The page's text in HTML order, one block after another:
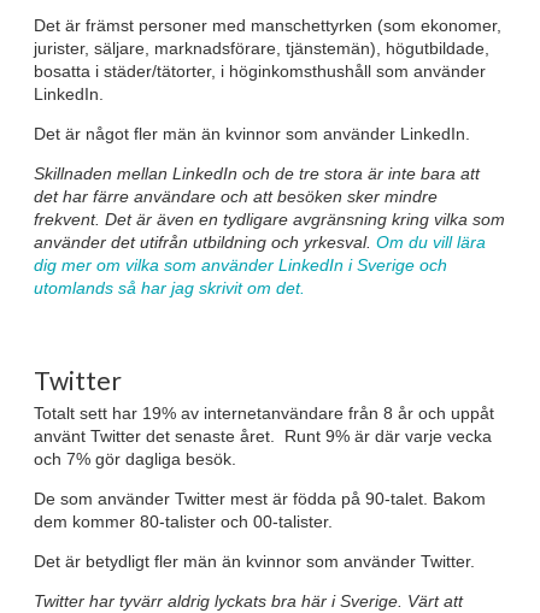
Det är främst personer med manschettyrken (som ekonomer,
jurister, säljare, marknadsförare, tjänstemän), högutbildade,
bosatta i städer/tätorter, i höginkomsthushåll som använder
LinkedIn.
Det är något fler män än kvinnor som använder LinkedIn.
Skillnaden mellan LinkedIn och de tre stora är inte bara att
det har färre användare och att besöken sker mindre
frekvent. Det är även en tydligare avgränsning kring vilka som
använder det utifrån utbildning och yrkesval. Om du vill lära
dig mer om vilka som använder LinkedIn i Sverige och
utomlands så har jag skrivit om det.
Twitter
Totalt sett har 19% av internetanvändare från 8 år och uppåt
använt Twitter det senaste året. Runt 9% är där varje vecka
och 7% gör dagliga besök.
De som använder Twitter mest är födda på 90-talet. Bakom
dem kommer 80-talister och 00-talister.
Det är betydligt fler män än kvinnor som använder Twitter.
Twitter har tyvärr aldrig lyckats bra här i Sverige. Värt att